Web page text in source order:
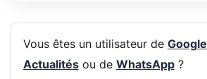
Vous êtes un utilisateur de Google
Actualitésou de WhatsApp?